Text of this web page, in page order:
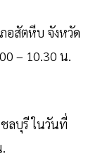
อสัตหีบ จังหวัด
– 10.30 น.
ลบุรี ในวันที่